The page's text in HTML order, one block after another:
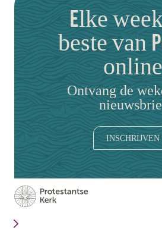
Elke
beste van
online
Ontvang de
INSCHRIJVEN